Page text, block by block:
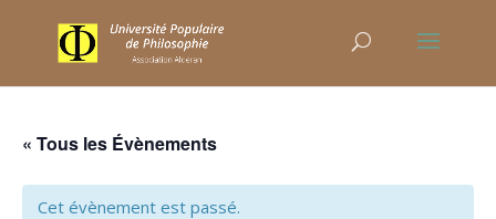
« Tous les Évènements
Cet évènement est passé.